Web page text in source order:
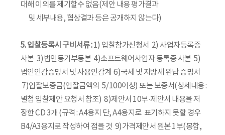
대해 이의를 제기할수 없음(제안 내용 평가결과
및 세부내용, 협상결과 등은 공개하지 않는다)
5. 입찰등록시 구비서류 :1) 입찰참가신청서 2) 사업자등록증
사본 3)법인등기부등본 4)소프트웨어사업자 등록증 사본 5)
법인인감증명서 및 사용인감계 6)국세 및 지방세 완납 증명서
7)입찰보증금(입찰금액의 5/100이상) 또는 보증서(상세내용 :
별첨 입찰제안 요청서 참조) 8)제안서 10부·제안서 내용을 저
장한 CD 3개 (규격 : A4용지 단, A4용지로 표기하지 못할 경우
B4/A3용지로 작성하여 접을 것 9)가격제안서 원본 1부(봉함,